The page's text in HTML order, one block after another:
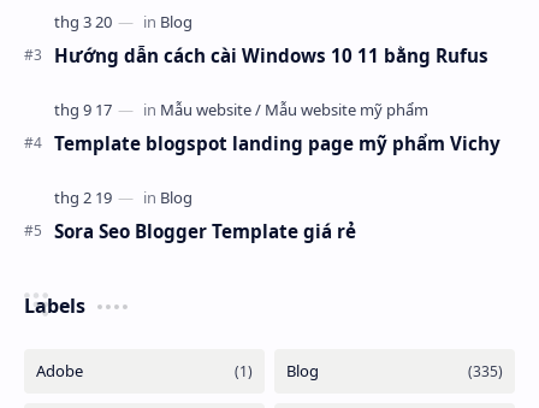
Hướng dẫn cách cài Windows 10 11 bằng Rufus
Template blogspot landing page mỹ phẩm Vichy
Sora Seo Blogger Template giá rẻ
Labels